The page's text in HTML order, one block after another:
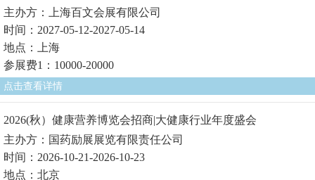
主办方：上海百文会展有限公司
时间：2027-05-12-2027-05-14
地点：上海
参展费1：10000-20000
点击查看详情
2026(秋）健康营养博览会招商|大健康行业年度盛会
主办方：国药励展展览有限责任公司
时间：2026-10-21-2026-10-23
地点：北京